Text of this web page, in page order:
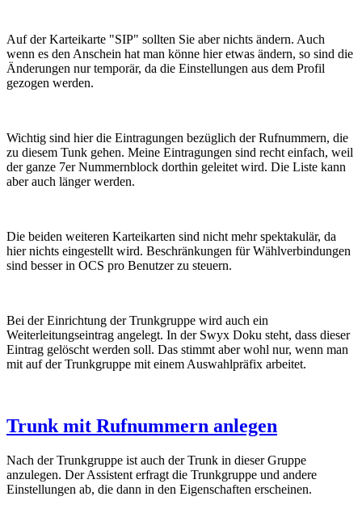
Auf der Karteikarte "SIP" sollten Sie aber nichts ändern. Auch
wenn es den Anschein hat man könne hier etwas ändern, so sind die
Änderungen nur temporär, da die Einstellungen aus dem Profil
gezogen werden.
Wichtig sind hier die Eintragungen bezüglich der Rufnummern, die
zu diesem Tunk gehen. Meine Eintragungen sind recht einfach, weil
der ganze 7er Nummernblock dorthin geleitet wird. Die Liste kann
aber auch länger werden.
Die beiden weiteren Karteikarten sind nicht mehr spektakulär, da
hier nichts eingestellt wird. Beschränkungen für Wählverbindungen
sind besser in OCS pro Benutzer zu steuern.
Bei der Einrichtung der Trunkgruppe wird auch ein
Weiterleitungseintrag angelegt. In der Swyx Doku steht, dass dieser
Eintrag gelöscht werden soll. Das stimmt aber wohl nur, wenn man
mit auf der Trunkgruppe mit einem Auswahlpräfix arbeitet.
Trunk mit Rufnummern anlegen
Nach der Trunkgruppe ist auch der Trunk in dieser Gruppe
anzulegen. Der Assistent erfragt die Trunkgruppe und andere
Einstellungen ab, die dann in den Eigenschaften erscheinen.